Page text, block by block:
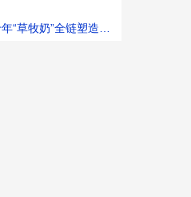
“草牧奶”全链塑造有机新矩阵